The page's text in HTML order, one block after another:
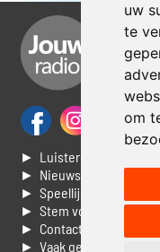
uw
te
om
► Luisteren naar
► Nieuws
► Speellijst
► Stem voor de Dag top 3
► Contacteer ons
► Vaak gestelde vragen